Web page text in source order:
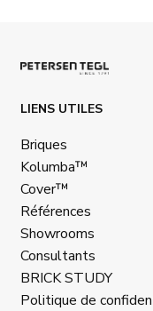
LIENS UTILES
Briques
Kolumba™
Cover™
Références
Showrooms
Consultants
BRICK STUDY
Politique de